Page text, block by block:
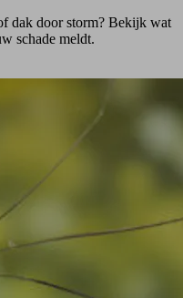
dak door storm? Bekijk wat
schade meldt.